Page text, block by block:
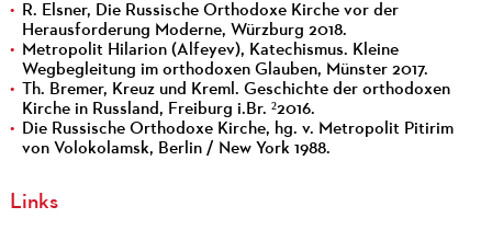
R. Elsner, Die Russische Orthodoxe Kirche vor der
Herausforderung Moderne, Würzburg 2018.
Metropolit Hilarion (Alfeyev), Katechismus. Kleine
Wegbegleitung im orthodoxen Glauben, Münster 2017.
Th. Bremer, Kreuz und Kreml. Geschichte der orthodoxen
Kirche in Russland, Freiburg i.Br. ²2016.
Die Russische Orthodoxe Kirche, hg. v. Metropolit Pitirim
von Volokolamsk, Berlin / New York 1988.
Links